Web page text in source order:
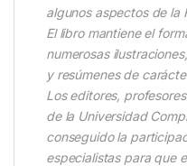
algunos aspectos de la
El libro mantiene el
numerosas
y resúmenes de
Los editores,
de la Universidad
conseguido la
especialistas para que